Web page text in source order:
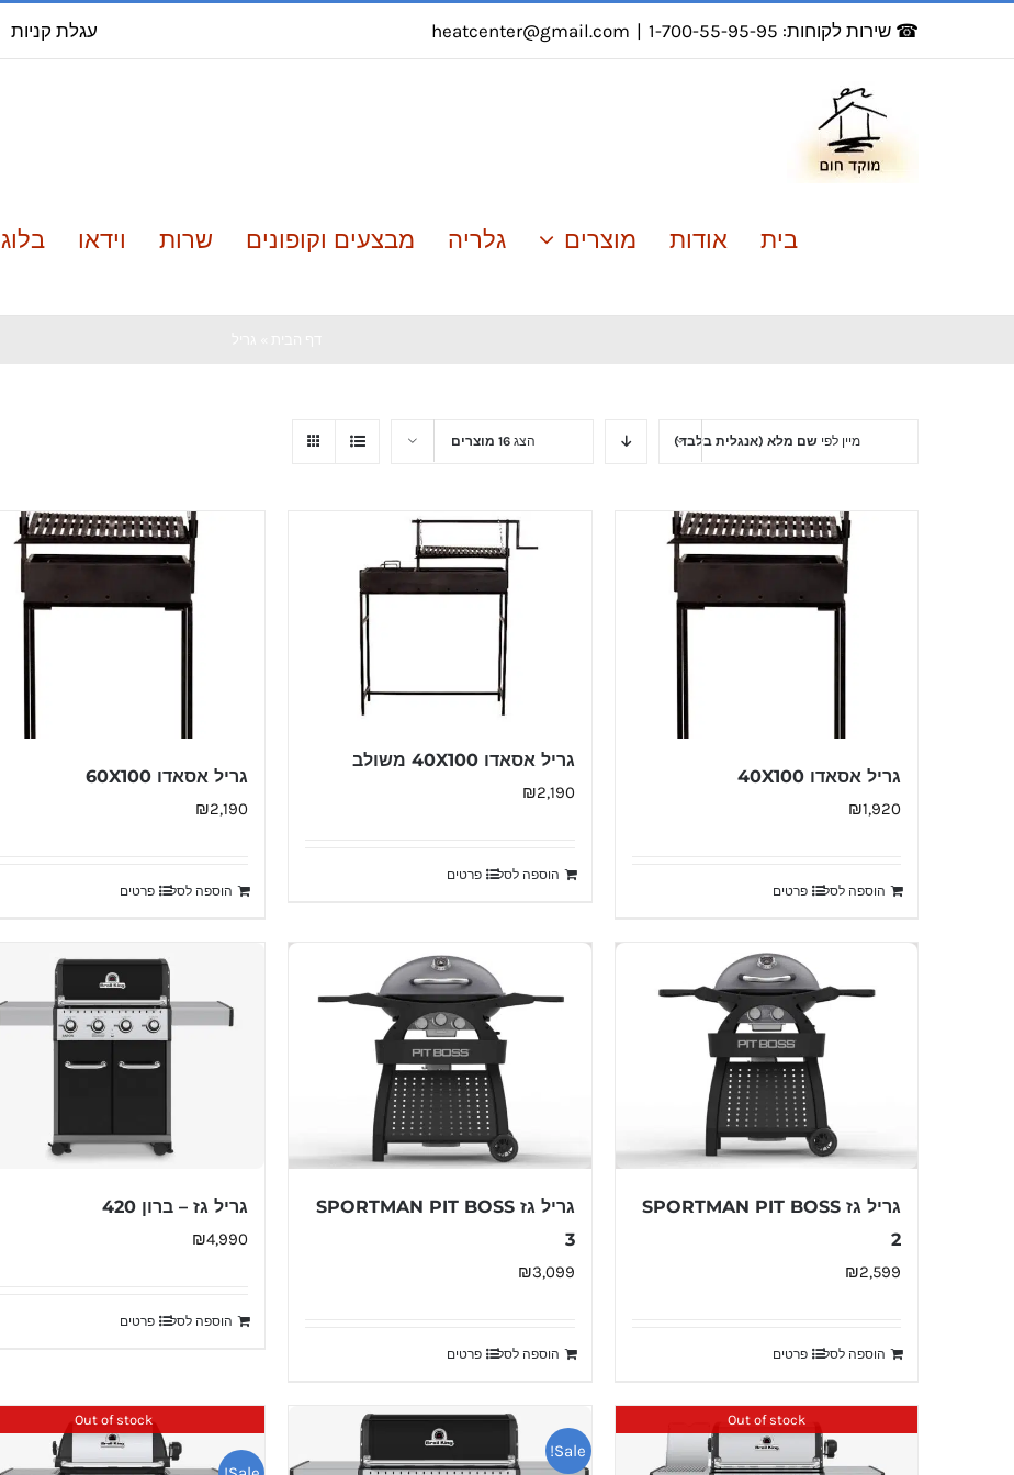
☎ שירות לקוחות: 1-700-55-95-95 |
heatcenter@gmail.com עגלת קניות
בית אודות מוצרים גלריה מבצעים וקופונים שרות וידאו בלוג
מיין לפי שם מלא (אנגלית בלבד) הצג 16 מוצרים
גריל אסאדו 40X100
₪1,920
הוספה לסל פרטים
גריל אסאדו 40X100 משולב
₪2,190
הוספה לסל פרטים
גריל אסאדו 60X100
₪2,190
הוספה לסל פרטים
גריל גז SPORTMAN PIT BOSS
2
₪2,599
הוספה לסל פרטים
גריל גז SPORTMAN PIT BOSS
3
₪3,099
הוספה לסל פרטים
גריל גז – ברון 420
₪4,990
הוספה לסל פרטים
Out of stock
Sale!
Out of stock